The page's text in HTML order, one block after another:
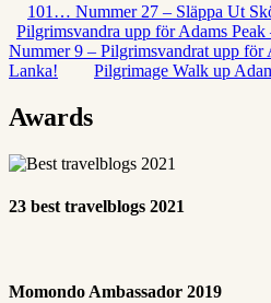
101… Nummer 27 – Släppa Ut
Pilgrimsvandra upp för Adams Peak
Nummer 9 – Pilgrimsvandrat upp för
Lanka!
Pilgrimage Walk up
Awards
23 best travelblogs 2021
Momondo Ambassador 2019